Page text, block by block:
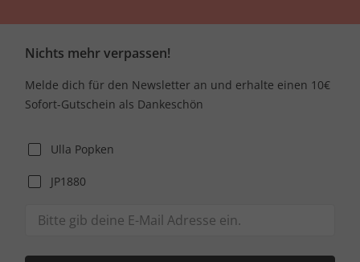
Nichts mehr verpassen!
Melde dich für den Newsletter an und erhalte einen 10€
Sofort-Gutschein als Dankeschön
Ulla Popken
JP1880